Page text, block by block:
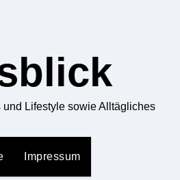
und Lifestyle sowie Alltägliches
Impressum